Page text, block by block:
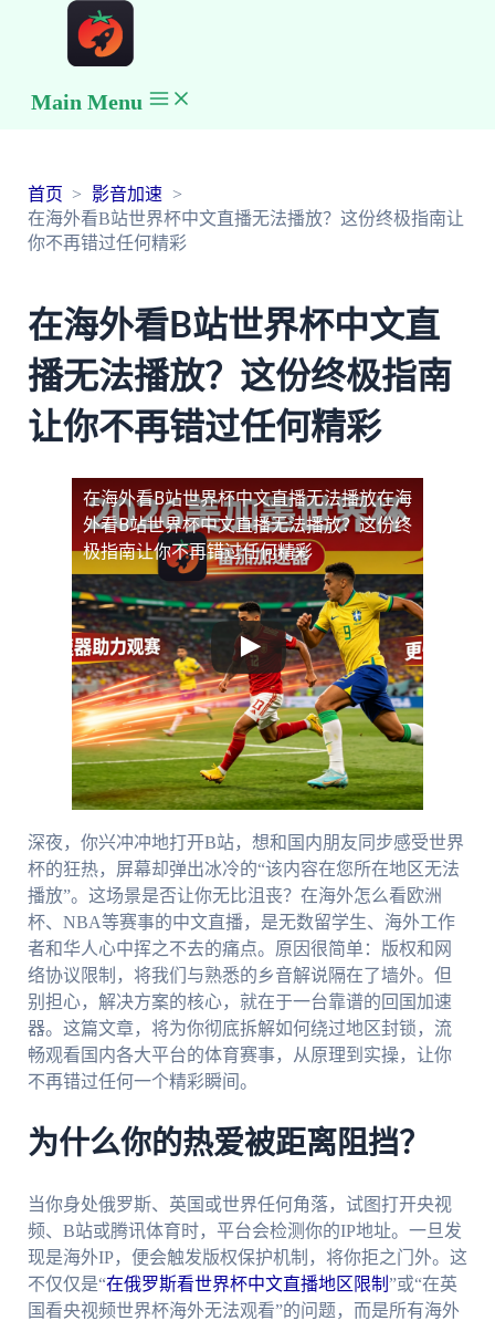
Main Menu
首页
影音加速
在海外看B站世界杯中文直播无法播放？这份终极指南让
你不再错过任何精彩
在海外看B站世界杯中文直
播无法播放？这份终极指南
让你不再错过任何精彩
在海外看B站世界杯中文直播无法播放在海
外看B站世界杯中文直播无法播放？这份终
极指南让你不再错过任何精彩
深夜，你兴冲冲地打开B站，想和国内朋友同步感受世界
杯的狂热，屏幕却弹出冰冷的“该内容在您所在地区无法
播放”。这场景是否让你无比沮丧？在海外怎么看欧洲
杯、NBA等赛事的中文直播，是无数留学生、海外工作
者和华人心中挥之不去的痛点。原因很简单：版权和网
络协议限制，将我们与熟悉的乡音解说隔在了墙外。但
别担心，解决方案的核心，就在于一台靠谱的回国加速
器。这篇文章，将为你彻底拆解如何绕过地区封锁，流
畅观看国内各大平台的体育赛事，从原理到实操，让你
不再错过任何一个精彩瞬间。
为什么你的热爱被距离阻挡？
当你身处俄罗斯、英国或世界任何角落，试图打开央视
频、B站或腾讯体育时，平台会检测你的IP地址。一旦发
现是海外IP，便会触发版权保护机制，将你拒之门外。这
不仅仅是“在俄罗斯看世界杯中文直播地区限制 ”或“在英
国看央视频世界杯海外无法观看”的问题，而是所有海外